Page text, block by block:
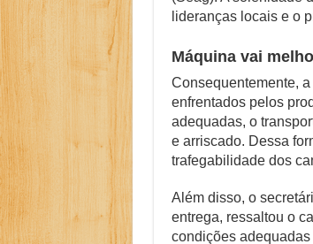
lideranças locais e o
Máquina vai
Consequentemente,
enfrentados pelos
adequadas, o
e arriscado. Dessa
trafegabilidade dos
Além disso, o
entrega, ressaltou o
condições